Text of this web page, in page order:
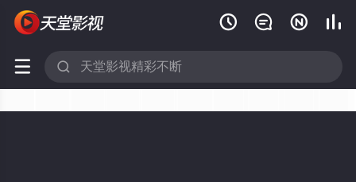
   
 